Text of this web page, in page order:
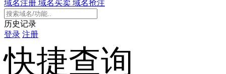
域名注册 域名买卖 域名抢注
历史记录
登录 注册
快捷查询